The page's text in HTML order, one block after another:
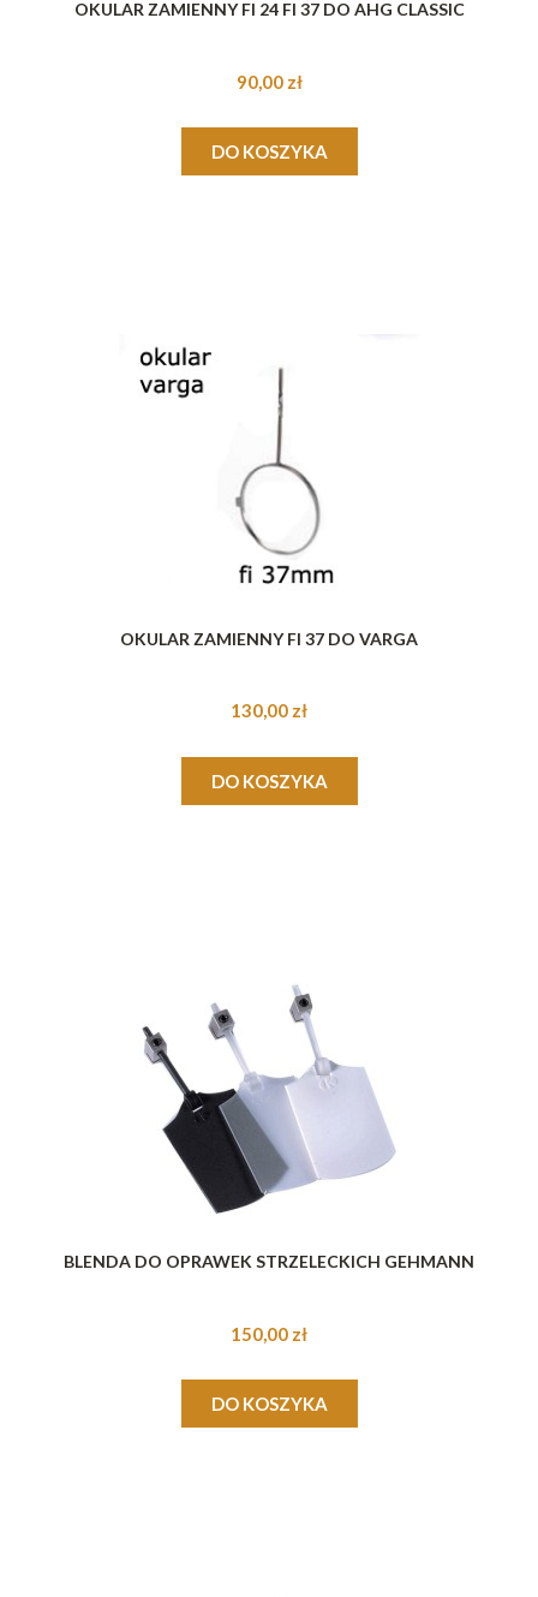
OKULAR ZAMIENNY FI 24 FI 37 DO AHG CLASSIC
90,00 zł
DO KOSZYKA
OKULAR ZAMIENNY FI 37 DO VARGA
130,00 zł
DO KOSZYKA
BLENDA DO OPRAWEK STRZELECKICH GEHMANN
150,00 zł
DO KOSZYKA